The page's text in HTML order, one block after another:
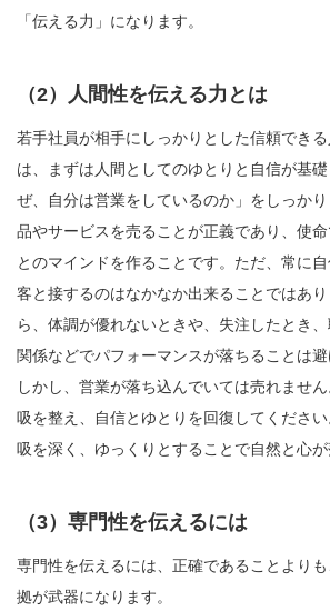
「伝える力」になります。
（2）人間性を伝える力とは
若手社員が相手にしっかりとした信頼でき
は、まずは人間としてのゆとりと自信が基
ぜ、自分は営業をしているのか」をしっか
品やサービスを売ることが正義であり、使
とのマインドを作ることです。ただ、常に
客と接するのはなかなか出来ることではあ
ら、体調が優れないときや、失注したとき
関係などでパフォーマンスが落ちることは避
しかし、営業が落ち込んでいては売れませ
吸を整え、自信とゆとりを回復してくださ
吸を深く、ゆっくりとすることで自然と心
（3）専門性を伝えるには
専門性を伝えるには、正確であることより
拠が武器になります。